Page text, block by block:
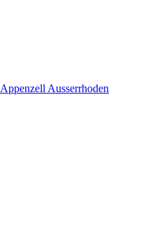
Appenzell Ausserrhoden